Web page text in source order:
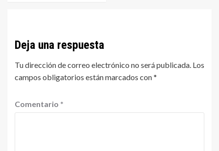
Deja una respuesta
Tu dirección de correo electrónico no será publicada. Los
campos obligatorios están marcados con*
Comentario *